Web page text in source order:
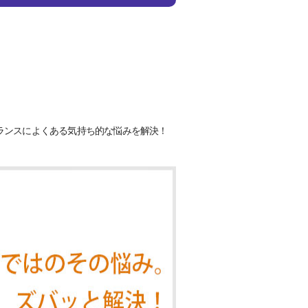
ンスによくある気持ち的な悩みを解決！